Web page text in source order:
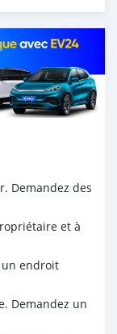
Demandez des
et à
un endroit
Demandez un